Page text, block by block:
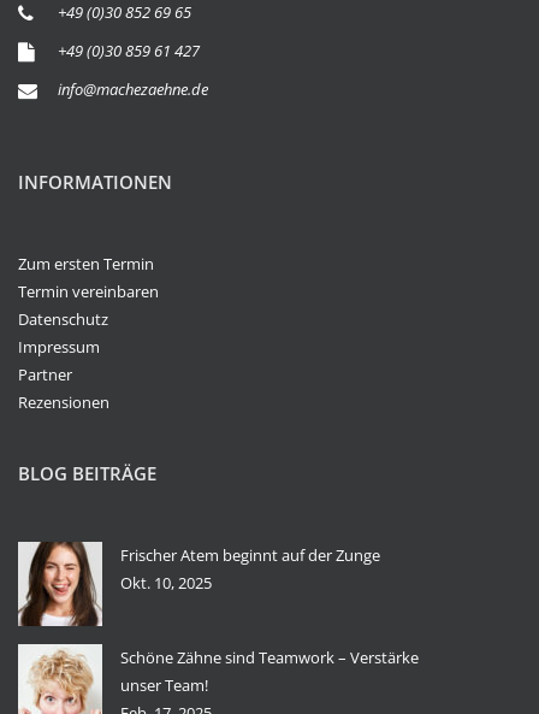
+49 (0)30 852 69 65
+49 (0)30 859 61 427
info@machezaehne.de
INFORMATIONEN
Zum ersten Termin
Termin vereinbaren
Datenschutz
Impressum
Partner
Rezensionen
BLOG BEITRÄGE
Frischer Atem beginnt auf der Zunge
Okt. 10, 2025
Schöne Zähne sind Teamwork – Verstärke
unser Team!